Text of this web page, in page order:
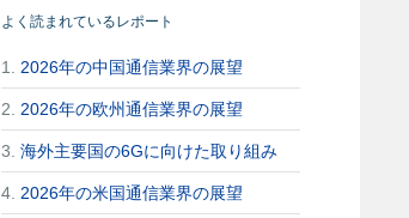
よく読まれているレポート
1. 2026年の中国通信業界の展望
2. 2026年の欧州通信業界の展望
3. 海外主要国の6Gに向けた取り組み
4. 2026年の米国通信業界の展望